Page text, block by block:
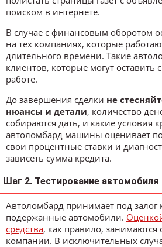
поиском в интернете.
В случае с финансовым оборотом
на тех компаниях, которые
длительного времени. Такие
клиентов, которые могут оставить
работе.
До завершения сделки не
нюансы и детали, количество
собираются дать, и какие условия
автоломбард машины оценивает
свои процентные ставки и
зависеть сумма кредита.
Шаг 2. Тестирование автомобиля
Автоломбард принимает под залог
подержанные автомобили.
средства, как правило, занимаются
компании. В исключительных